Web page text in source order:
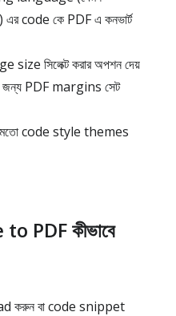
code কে PDF এ কনভার্ট
সিলেক্ট করার অপশন দেয়
PDF margins সেট
code style themes
PDF কীভাবে
করুন বা code snippet